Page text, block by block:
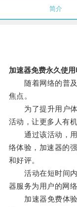
简介
加速器免费永久使
随着网络的普及
焦点。
为了提升用户体
活动，让更多人有
通过该活动，用
络体验，加速器的
和好评。
活动在短时间内
器服务为用户的网
加速器免费体验